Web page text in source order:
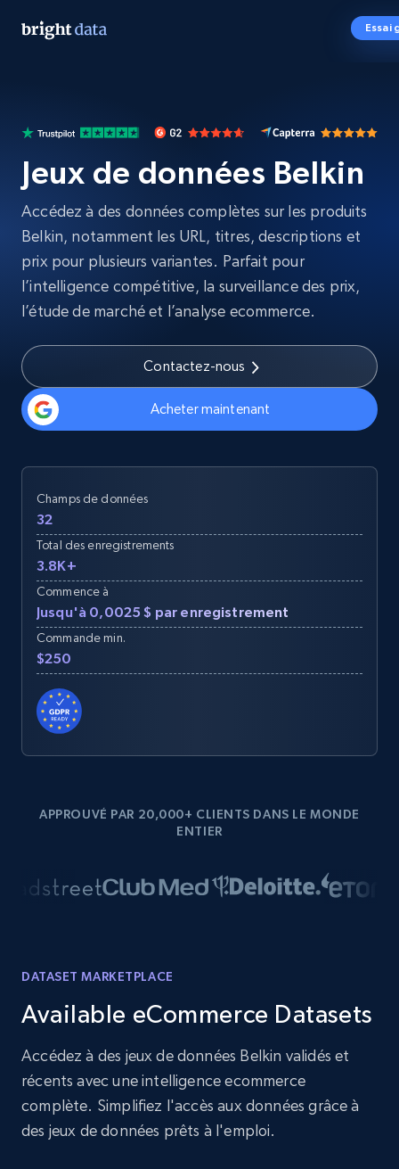
Essai
Jeux de données Belkin
Accédez à des données complètes sur les produits
Belkin, notamment les URL, titres, descriptions et
prix pour plusieurs variantes. Parfait pour
l’intelligence compétitive, la surveillance des prix,
l’étude de marché et l’analyse ecommerce.
Contactez-nous
Acheter maintenant
Champs de données
32
Total des enregistrements
3.8K+
Commence à
Jusqu'à 0,0025 $ par enregistrement
Commande min.
$250
APPROUVÉ PAR 20,000+ CLIENTS DANS LE MONDE
ENTIER
DATASET MARKETPLACE
Available eCommerce Datasets
Accédez à des jeux de données Belkin validés et
récents avec une intelligence ecommerce
complète. Simplifiez l'accès aux données grâce à
des jeux de données prêts à l'emploi.